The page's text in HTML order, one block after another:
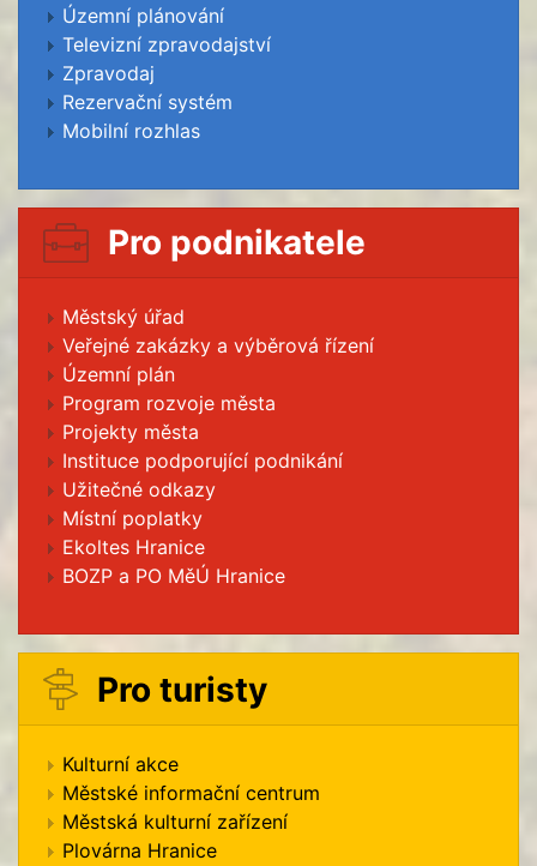
Územní plánování
Televizní zpravodajství
Zpravodaj
Rezervační systém
Mobilní rozhlas
Pro podnikatele
Městský úřad
Veřejné zakázky a výběrová řízení
Územní plán
Program rozvoje města
Projekty města
Instituce podporující podnikání
Užitečné odkazy
Místní poplatky
Ekoltes Hranice
BOZP a PO MěÚ Hranice
Pro turisty
Kulturní akce
Městské informační centrum
Městská kulturní zařízení
Plovárna Hranice